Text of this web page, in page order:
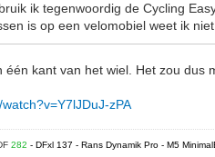
ik tegenwoordig de Cycling
is op een velomobiel weet ik
één kant van het wiel. Het zou dus
zPA
282- DFxl 137 - Rans Dynamik Pro - M5